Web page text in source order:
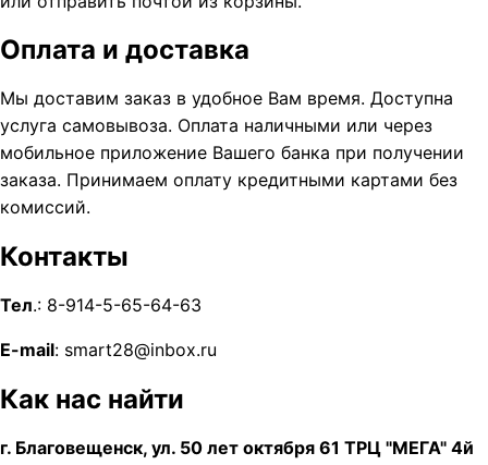
Оплата и доставка
Мы доставим заказ в удобное Вам время. Доступна
услуга самовывоза. Оплата наличными или через
мобильное приложение Вашего банка при получении
заказа. Принимаем оплату кредитными картами без
комиссий.
Контакты
Тел.: 8-914-5-65-64-63
E-mail: smart28@inbox.ru
Как нас найти
г. Благовещенск, ул. 50 лет октября 61 ТРЦ "МЕГА" 4й